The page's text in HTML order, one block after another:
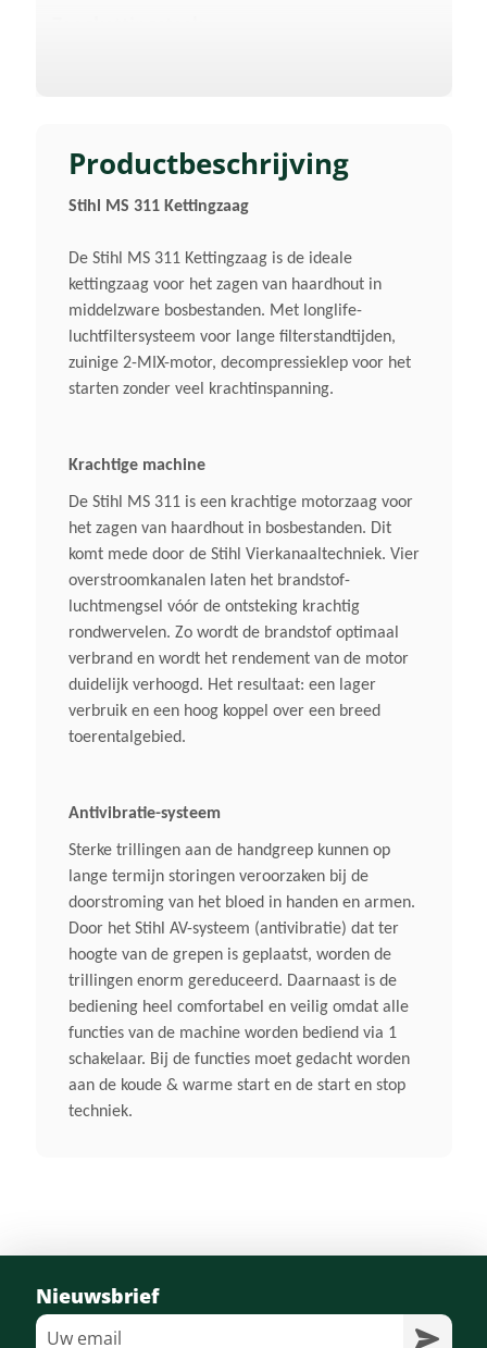
Productbeschrijving
Stihl MS 311 Kettingzaag
De Stihl MS 311 Kettingzaag is de ideale
kettingzaag voor het zagen van haardhout in
middelzware bosbestanden. Met longlife-
luchtfiltersysteem voor lange filterstandtijden,
zuinige 2-MIX-motor, decompressieklep voor het
starten zonder veel krachtinspanning.
Krachtige machine
De Stihl MS 311 is een krachtige motorzaag voor
het zagen van haardhout in bosbestanden. Dit
komt mede door de Stihl Vierkanaaltechniek. Vier
overstroomkanalen laten het brandstof-
luchtmengsel vóór de ontsteking krachtig
rondwervelen. Zo wordt de brandstof optimaal
verbrand en wordt het rendement van de motor
duidelijk verhoogd. Het resultaat: een lager
verbruik en een hoog koppel over een breed
toerentalgebied.
Antivibratie-systeem
Sterke trillingen aan de handgreep kunnen op
lange termijn storingen veroorzaken bij de
doorstroming van het bloed in handen en armen.
Door het Stihl AV-systeem (antivibratie) dat ter
hoogte van de grepen is geplaatst, worden de
trillingen enorm gereduceerd. Daarnaast is de
bediening heel comfortabel en veilig omdat alle
functies van de machine worden bediend via 1
schakelaar. Bij de functies moet gedacht worden
aan de koude & warme start en de start en stop
techniek.
59 Cm³
Vermogen
3,1 / 4,1 KW/PK
Gewicht (droog)
6,2 Kg
Motor
2-Takt
Kettingspanner
Zijdelingse Kettingspanner
Antivibratiesysteem
Ja
Nieuwsbrief